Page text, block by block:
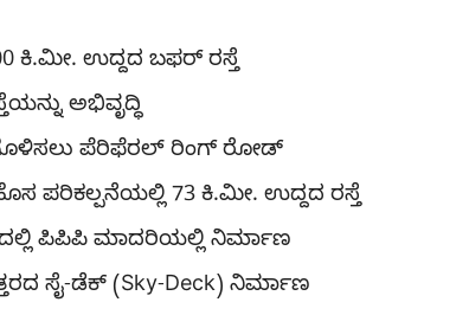
ಕಿ.ಮೀ. ಉದ್ದದ ಬಫರ್ ರಸ್ತೆ
ಅಭಿವೃದ್ಧಿ
ಪೆರಿಫೆರಲ್ ರಿಂಗ್ ರೋಡ್
ಪರಿಕಲ್ಪನೆಯಲ್ಲಿ 73 ಕಿ.ಮೀ. ಉದ್ದದ ರಸ್ತೆ
ಪಿಪಿಪಿ ಮಾದರಿಯಲ್ಲಿ ನಿರ್ಮಾಣ
ಸೈ-ಡೆಕ್ (Sky-Deck) ನಿರ್ಮಾಣ